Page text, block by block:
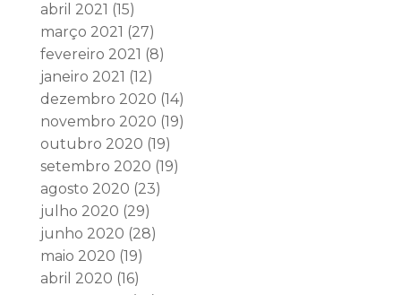
abril 2021 (15)
março 2021 (27)
fevereiro 2021 (8)
janeiro 2021 (12)
dezembro 2020 (14)
novembro 2020 (19)
outubro 2020 (19)
setembro 2020 (19)
agosto 2020 (23)
julho 2020 (29)
junho 2020 (28)
maio 2020 (19)
abril 2020 (16)